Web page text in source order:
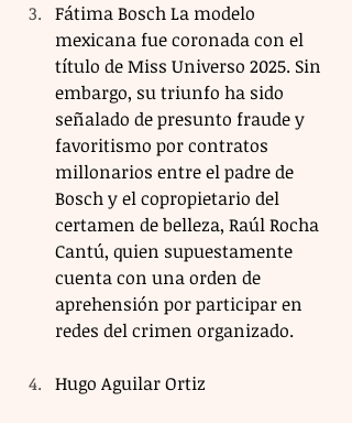
Fátima Bosch La modelo
mexicana fue coronada con el
título de Miss Universo 2025. Sin
embargo, su triunfo ha sido
señalado de presunto fraude y
favoritismo por contratos
millonarios entre el padre de
Bosch y el copropietario del
certamen de belleza, Raúl Rocha
Cantú, quien supuestamente
cuenta con una orden de
aprehensión por participar en
redes del crimen organizado.
Hugo Aguilar Ortiz